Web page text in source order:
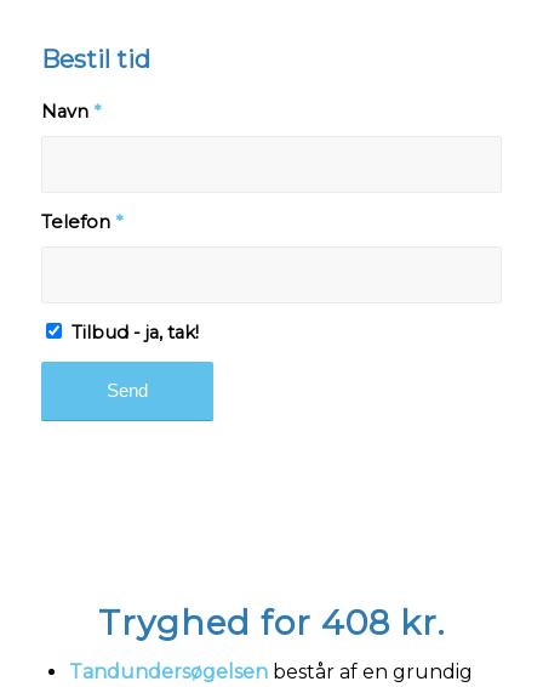
Bestil tid
Navn *
Telefon *
Tilbud - ja, tak!
Tryghed for 408 kr.
Tandundersøgelsenbestår af en grundig